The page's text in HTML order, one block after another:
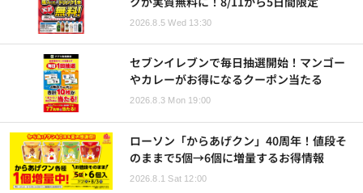
2026.8.5 Wed 13:30
セブンイレブンで毎日抽選開始！マンゴー
やカレーがお得になるクーポン当たる
2026.8.3 Mon 19:00
ローソン「からあげクン」40周年！値段そ
のままで5個→6個に増量するお得情報
2026.8.1 Sat 12:00